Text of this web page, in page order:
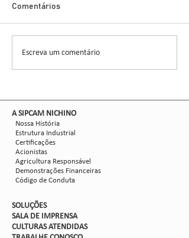
Nova safra de milho:
como mitigar as perdas
Comentários
Escreva um comentário
​A SIPCAM NICHINO
Nossa História
Estrutura Industrial
Certificações
Acionistas
Agricultura Responsável
Demonstrações Financeiras
Código de Conduta
SOLUÇÕES
SALA DE IMPRENSA
CULTURAS ATENDIDAS